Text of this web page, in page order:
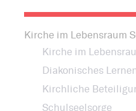
Kirche im Lebensraum
Kirche im
Diakonisches
Kirchliche
Schulseelsorge